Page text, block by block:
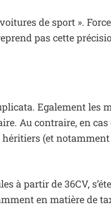
de sport ».
pas cette
Egalement les
Au contraire, en cas
(et
à partir de 36CV,
en matière de